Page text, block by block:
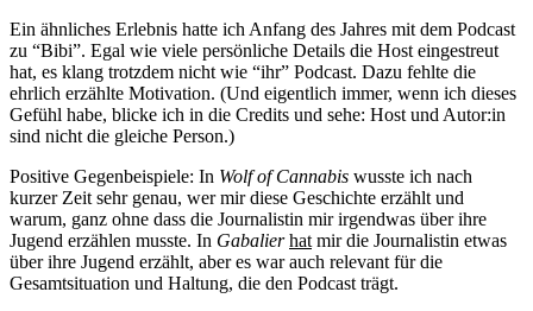
Ein ähnliches Erlebnis hatte ich Anfang des Jahres mit dem Podcast
zu “Bibi”. Egal wie viele persönliche Details die Host eingestreut
hat, es klang trotzdem nicht wie “ihr” Podcast. Dazu fehlte die
ehrlich erzählte Motivation. (Und eigentlich immer, wenn ich dieses
Gefühl habe, blicke ich in die Credits und sehe: Host und Autor:in
sind nicht die gleiche Person.)
Positive Gegenbeispiele: In Wolf of Cannabis wusste ich nach
kurzer Zeit sehr genau, wer mir diese Geschichte erzählt und
warum, ganz ohne dass die Journalistin mir irgendwas über ihre
Jugend erzählen musste. In Gabalier hat mir die Journalistin etwas
über ihre Jugend erzählt, aber es war auch relevant für die
Gesamtsituation und Haltung, die den Podcast trägt.